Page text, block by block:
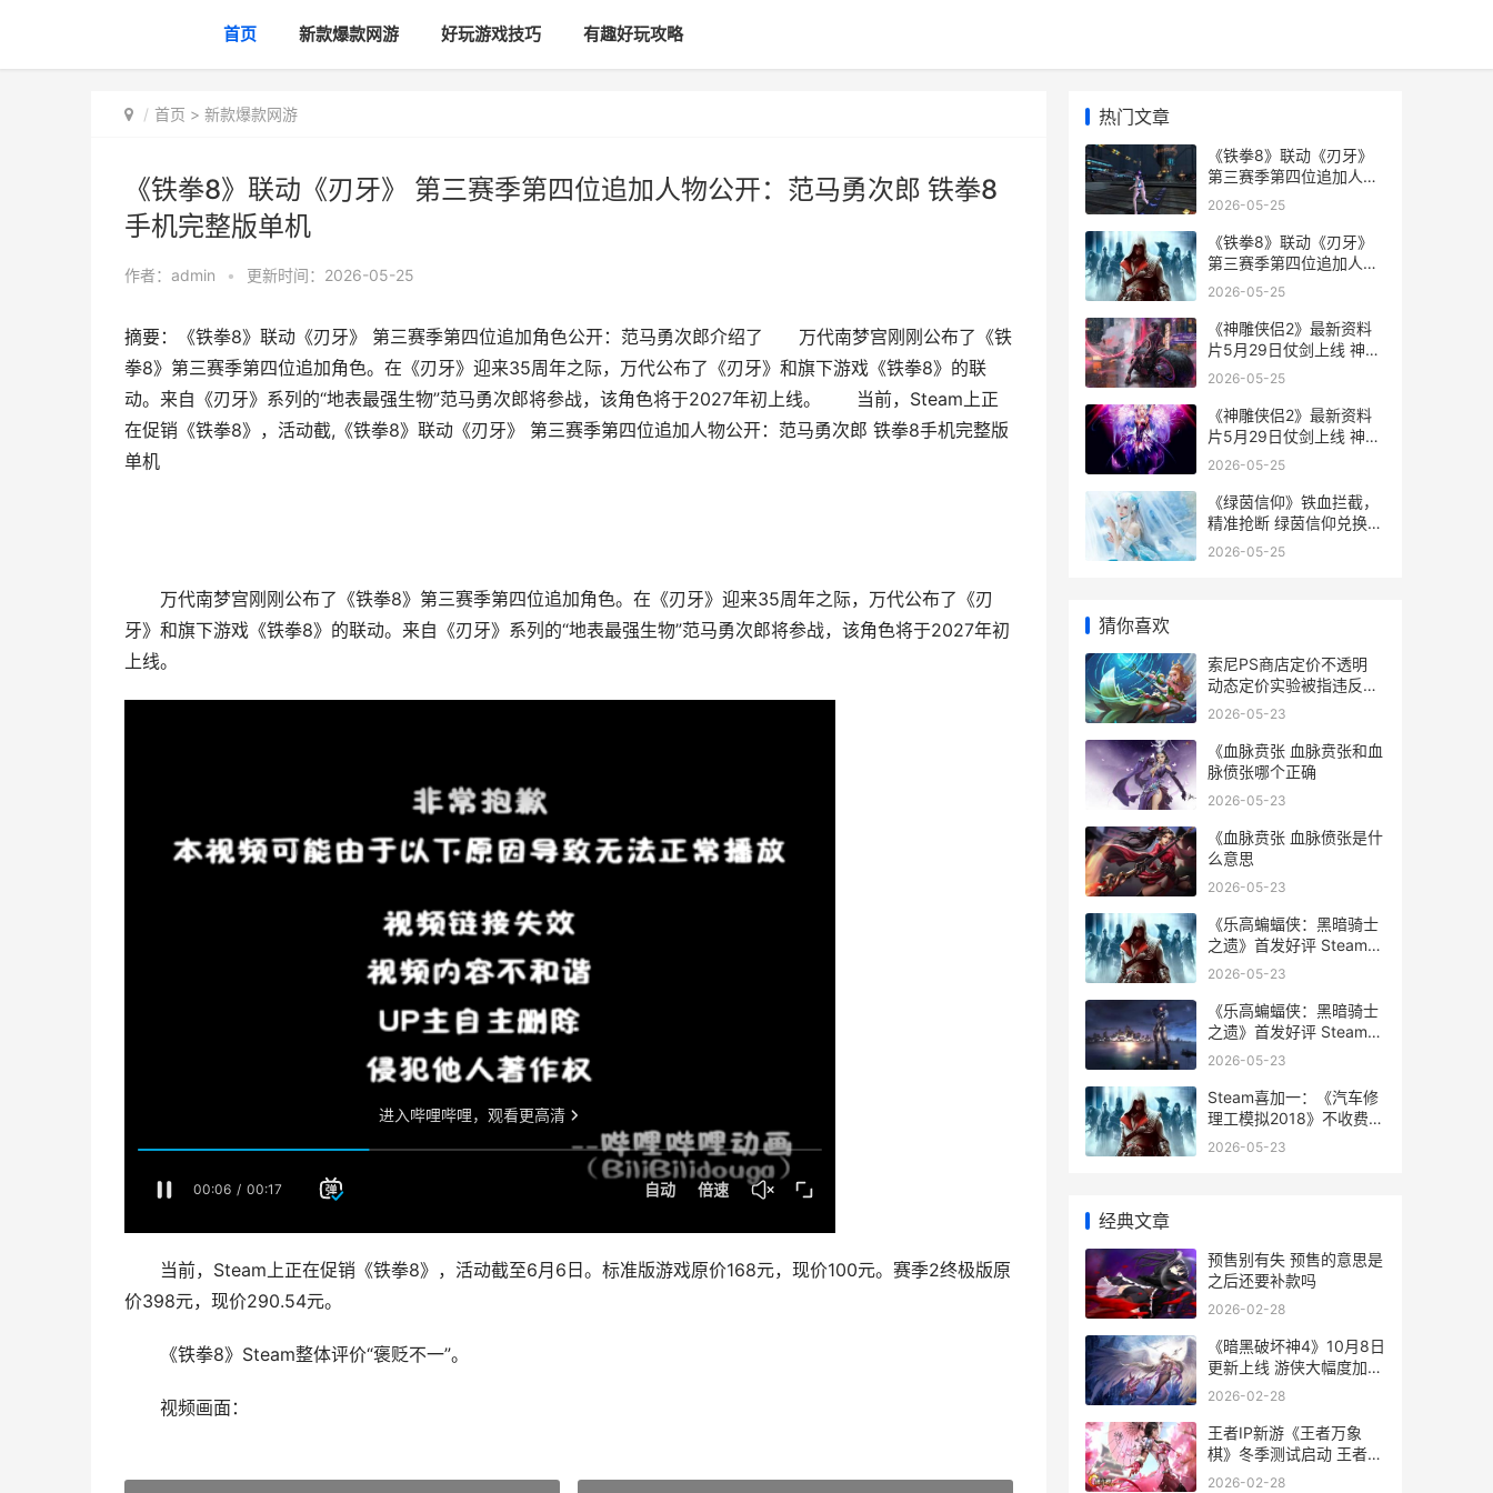
首页 新款爆款网游 好玩游戏技巧 有趣好玩攻略
首页 > 新款爆款网游
《铁拳8》联动《刃牙》 第三赛季第四位追加人物公开：范马勇次郎 铁拳8
手机完整版单机
作者： admin • 更新时间：2026-05-25
摘要：《铁拳8》联动《刃牙》 第三赛季第四位追加角色公开：范马勇次郎介绍了 万代南梦宫刚刚公布了《铁
拳8》第三赛季第四位追加角色。在《刃牙》迎来35周年之际，万代公布了《刃牙》和旗下游戏《铁拳8》的联
动。来自《刃牙》系列的“地表最强生物”范马勇次郎将参战，该角色将于2027年初上线。 当前，Steam上正
在促销《铁拳8》，活动截,《铁拳8》联动《刃牙》 第三赛季第四位追加人物公开：范马勇次郎 铁拳8手机完整版
单机
万代南梦宫刚刚公布了《铁拳8》第三赛季第四位追加角色。在《刃牙》迎来35周年之际，万代公布了《刃
牙》和旗下游戏《铁拳8》的联动。来自《刃牙》系列的“地表最强生物”范马勇次郎将参战，该角色将于2027年初
上线。
当前，Steam上正在促销《铁拳8》，活动截至6月6日。标准版游戏原价168元，现价100元。赛季2终极版原
价398元，现价290.54元。
《铁拳8》Steam整体评价“褒贬不一”。
视频画面：
热门文章
《铁拳8》联动《刃牙》
第三赛季第四位追加人物
公开：范马勇次郎 铁拳8
2026-05-25
《铁拳8》联动《刃牙》
第三赛季第四位追加人物
公开：范马勇次郎 铁拳8
2026-05-25
《神雕侠侣2》最新资料
片5月29日仗剑上线 神雕
侠侣2018版为什么不播
2026-05-25
《神雕侠侣2》最新资料
片5月29日仗剑上线 神雕
侠侣2019版为什么没播
2026-05-25
《绿茵信仰》铁血拦截，
精准抢断 绿茵信仰兑换码
是多少
2026-05-25
猜你喜欢
索尼PS商店定价不透明
动态定价实验被指违反欧
盟消费者法 索尼ps门店
2026-05-23
《血脉贲张 血脉贲张和血
脉偾张哪个正确
2026-05-23
《血脉贲张 血脉偾张是什
么意思
2026-05-23
《乐高蝙蝠侠：黑暗骑士
之遗》首发好评 Steam在
线超3万 乐高蝙蝠侠大电
2026-05-23
《乐高蝙蝠侠：黑暗骑士
之遗》首发好评 Steam在
线超3万 乐高蝙蝠侠大电
2026-05-23
Steam喜加一：《汽车修
理工模拟2018》不收费领
取 steam喜加一最新消息
2026-05-23
经典文章
预售别有失 预售的意思是
之后还要补款吗
2026-02-28
《暗黑破坏神4》10月8日
更新上线 游侠大幅度加强
暗黑破坏神4配置要求
2026-02-28
王者IP新游《王者万象
棋》冬季测试启动 王者荣
耀新款游戏
2026-02-28